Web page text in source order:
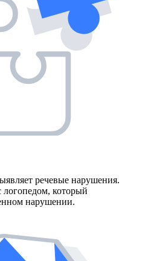
речевые нарушения.
логопедом, который
нарушении.